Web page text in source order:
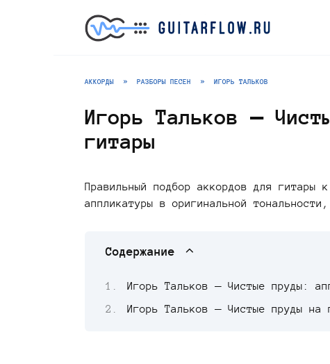
АККОРДЫ » РАЗБОРЫ ПЕСЕН » ИГОРЬ ТАЛЬКОВ
Игорь Тальков —
гитары
Правильный подбор аккордов для гитары
аппликатуры в оригинальной
Содержание
Игорь Тальков — Чистые пруды:
Игорь Тальков — Чистые пруды на